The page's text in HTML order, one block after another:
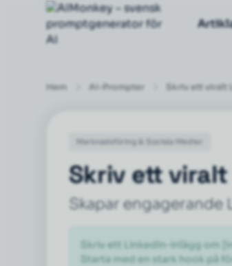
Hem AI-Prompter Skriv ett
Marknadsföring & Sociala Medier
Skriv ett
Skapar
Skriv ett LinkedIn-inlägg om
Starta med en stark hook på